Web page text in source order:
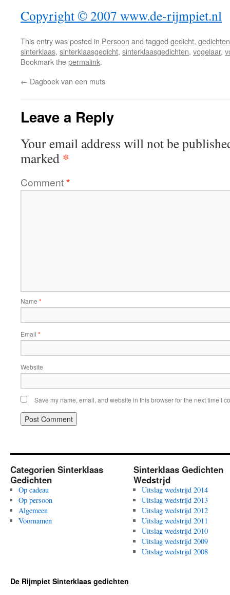
Copyright © 2007 www.de-rijmpiet.nl
This entry was posted in Persoon and tagged gedicht, gedichten
sinterklaas, sinterklaasgedicht, sinterklaasgedichten, vogelaar,
Bookmark thepermalink.
← Dagboek van een muts
Leave a Reply
Your email address will not be
marked *
Comment*
Name *
Email *
Website
Save my name, email, and website in this browser for the next time I
Categorien Sinterklaas
Gedichten
Op cadeau
Op persoon
Algemeen
Voornamen
Sinterklaas Gedichten
Wedstrjd
Uitslag wedstrijd 2014
Uitslag wedstrijd 2013
Uitslag wedstrijd 2012
Uitslag wedstrijd 2011
Uitslag wedstrijd 2010
Uitslag wedstrijd 2009
Uitslag wedstrijd 2008
De Rijmpiet Sinterklaas gedichten